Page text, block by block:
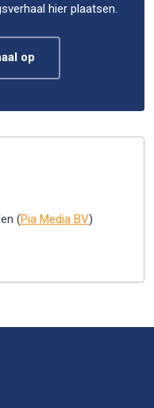
hier plaatsen.
op
(Pia Media BV)